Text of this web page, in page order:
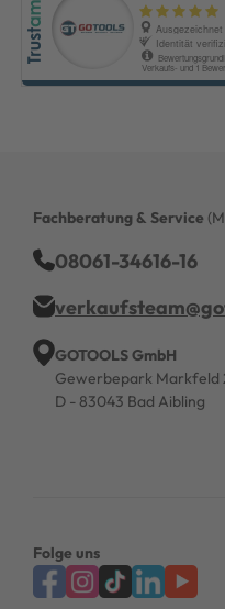
Fachberatung & Service
08061-34616-16
GOTOOLS GmbH
Gewerbepark Markfeld
D - 83043 Bad Aibling
Folge uns